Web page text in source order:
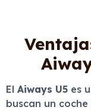
El Aiways U5 es
buscan un